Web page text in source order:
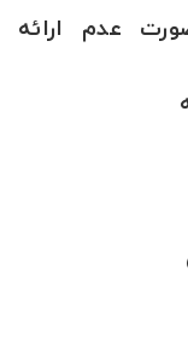
عدم ارائه